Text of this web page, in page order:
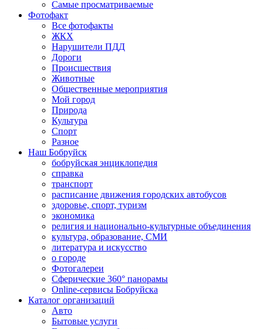
Самые просматриваемые
Фотофакт
Все фотофакты
ЖКХ
Нарушители ПДД
Дороги
Происшествия
Животные
Общественные мероприятия
Мой город
Природа
Культура
Спорт
Разное
Наш Бобруйск
бобруйская энциклопедия
справка
транспорт
расписание движения городских автобусов
здоровье, спорт, туризм
экономика
религия и национально-культурные объединения
культура, образование, СМИ
литература и искусство
о городе
Фотогалереи
Сферические 360° панорамы
Online-сервисы Бобруйска
Каталог организаций
Авто
Бытовые услуги